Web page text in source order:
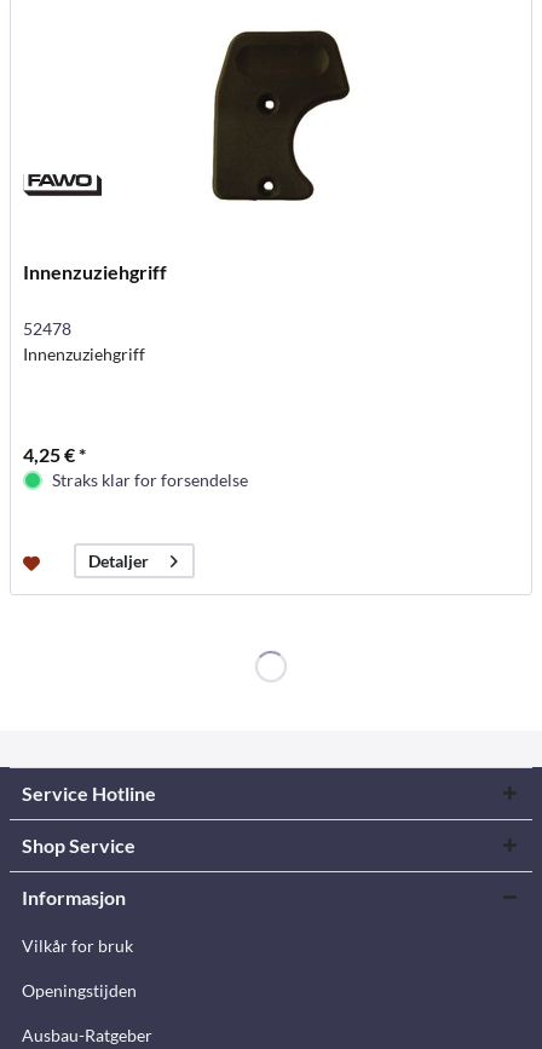
Innenzuziehgriff
52478
Innenzuziehgriff
4,25 € *
Straks klar for forsendelse
Detaljer
Service Hotline
Shop Service
Informasjon
Vilkår for bruk
Openingstijden
Ausbau-Ratgeber